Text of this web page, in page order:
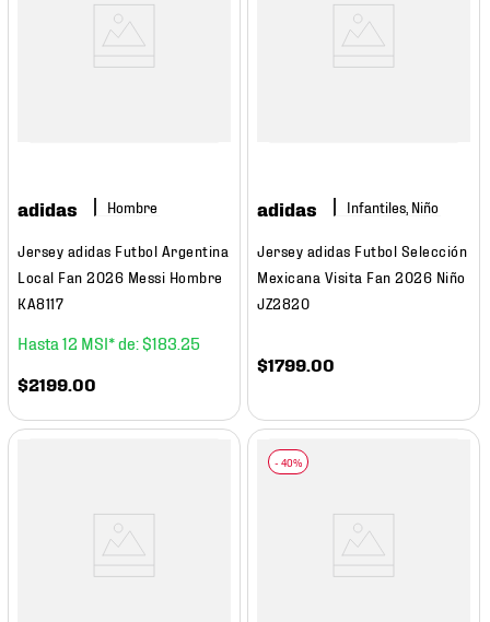
adidas Hombre
Jersey adidas Futbol Argentina
Local Fan 2026 Messi Hombre
KA8117
12 $183 25
$2199.00
adidas Infantiles, Niño
Jersey adidas Futbol Selección
Mexicana Visita Fan 2026 Niño
JZ2820
$1799.00